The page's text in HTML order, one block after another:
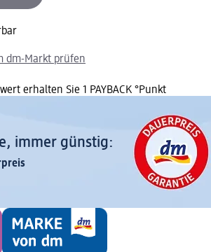
dm-Markt prüfen
erhalten Sie 1 PAYBACK °Punkt
immer günstig: